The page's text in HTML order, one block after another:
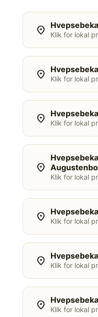
location_on Klik for lokal
location_on Klik for lokal
location_on Klik for lokal
location_on
Klik for lokal
location_on Klik for lokal
location_on Klik for lokal
location_on Klik for lokal